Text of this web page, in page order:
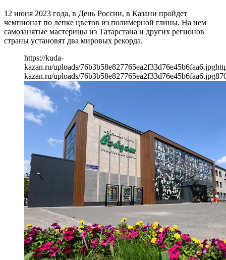
12 июня 2023 года, в День России, в Казани пройдет
чемпионат по лепке цветов из полимерной глины. На нем
самозанятые мастерицы из Татарстана и других регионов
страны установят два мировых рекорда.
https://kuda-
kazan.ru/uploads/76b3b58e827765ea2f33d76e45b6faa6.jpg
kazan.ru/uploads/76b3b58e827765ea2f33d76e45b6faa6.jpg